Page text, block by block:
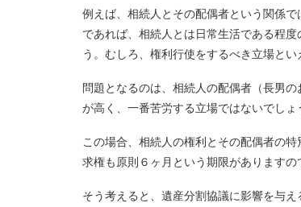
例えば、相続人とその配偶者という関係
であれば、相続人とは日常生活である程
う。むしろ、権利行使をするべき立場とい
問題となるのは、相続人の配偶者（長男
が高く、一番苦労する立場ではないでしょ
この場合、相続人の権利とその配偶者の
求権も原則６ヶ月という期限があります
そう考えると、遺産分割協議に影響を与